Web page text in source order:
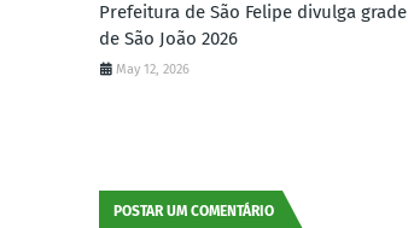
Prefeitura de São Felipe divulga grade
de São João 2026
May 12, 2026
POSTAR UM COMENTÁRIO